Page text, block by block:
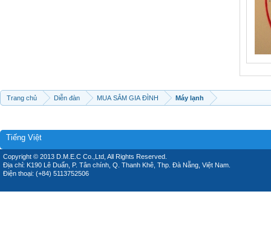
Trang chủ Diễn đàn MUA SẮM GIA ĐÌNH Máy lạnh
Tiếng Việt
Copyright © 2013 D.M.E.C Co.,Ltd, All Rights Reserved.
Địa chỉ: K190 Lê Duẩn, P. Tân chính, Q. Thanh Khê, Thp. Đà Nẵng, Việt Nam.
Điện thoại: (+84) 5113752506